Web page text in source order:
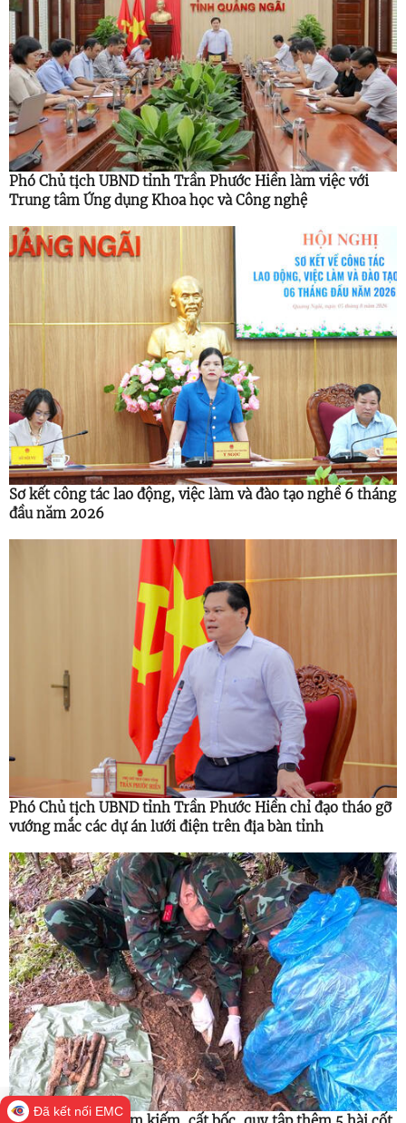
Phó Chủ tịch UBND tỉnh Trần Phước Hiền làm việc với
Trung tâm Ứng dụng Khoa học và Công nghệ
Sơ kết công tác lao động, việc làm và đào tạo nghề 6 tháng
đầu năm 2026
Phó Chủ tịch UBND tỉnh Trần Phước Hiền chỉ đạo tháo gỡ
vướng mắc các dự án lưới điện trên địa bàn tỉnh
Đã kết nối EMC